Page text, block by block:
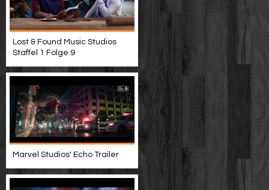
Lost & Found Music Studios
Staffel 1 Folge 9
Marvel Studios' Echo Trailer